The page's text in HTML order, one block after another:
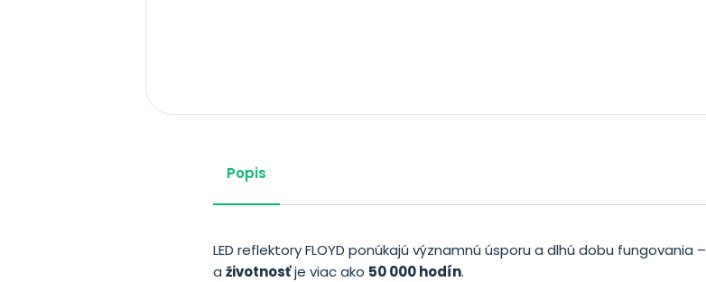
Popis
LED reflektory FLOYD ponúkajú významnú úsporu a dlhú dobu fungovania –
a životnosťje viac ako 50 000 hodín.